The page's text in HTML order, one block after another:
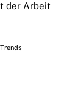
der Arbeit
Trends